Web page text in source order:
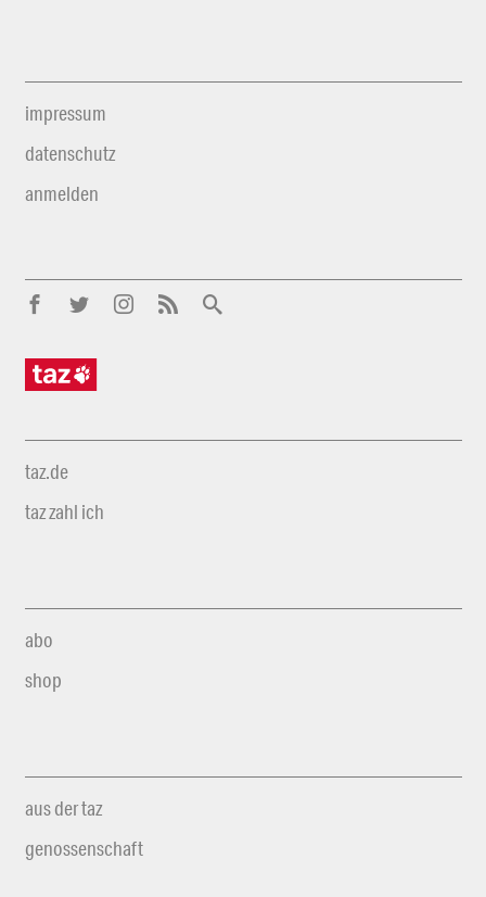
impressum
datenschutz
anmelden
taz.de
taz zahl ich
abo
shop
aus der taz
genossenschaft